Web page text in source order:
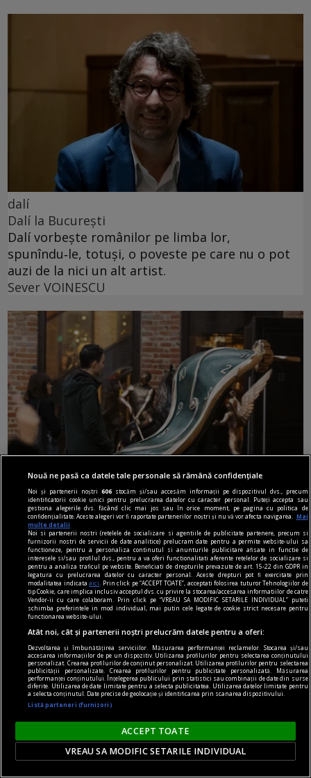
dalí
Dalí la București
Dalí vorbește românilor pe limba lor,
spunîndu‑le, totuși, o poveste pe care nu o pot
auzi de la nici un alt artist.
Sever VOINESCU
dalí
„Bucureștiul reflectă perfect genul de om care a
fost Dalí“ interviu cu Jasmine MERLI, curatorul
expoziției „Universului lui Salvador Dalí“ deschisă
la ARCUB
Însă, mai presus de orice, noi sperăm că vizita o
să le facă pur și simplu plăcere.
Sever VOINESCU
Nouă ne pasă ca datele tale personale să rămână confidențiale
Noi și partenerii noștri606 stocăm și/sau accesăm informații pe dispozitivul dvs., precum
identificatorii cookie unici pentru prelucrarea datelor cu caracter personal. Puteți accepta sau
gestiona alegerile dvs. făcând clic mai jos sau în orice moment, pe pagina cu politica de
confidențialitate. Aceste alegeri vor fi raportate partenerilor noștri și nu vă vor afecta navigarea.
Mai
multe detalii
Noi si partenerii nostri (retelele de socializare si agentiile de publicitate partenere, precum si
furnizorii nostri de servicii de date analitice) prelucram date pentru a permite website-ului sa
functioneze, pentru a personaliza continutul si anunturile publicitare afisate in functie de
interesele si/sau profilul dvs., pentru a va oferi functionalitati aferente retelelor de socializare si
pentru a analiza traficul pe website. Beneficiati de drepturile prevazute de art. 15-22 din GDPR in
legatura cu prelucrarea datelor cu caracter personal. Aceste drepturi pot fi exercitate prin
modalitatea indicataaici
. Prin click pe “ACCEPT TOATE”, acceptati folosirea tuturor Tehnologiilor de
tip Cookie, care implica inclusiv acceptul dvs. cu privire la stocarea/accesarea informatiilor de catre
Vendor-ii cu care colaboram. Prin click pe “VREAU SA MODIFIC SETARILE INDIVIDUAL” puteti
schimba preferintele in mod individual, mai putin cele legate de cookie strict necesare pentru
functionarea website-ului.
Atât noi, cât și partenerii noștri prelucrăm datele pentru a oferi:
Dezvoltarea și îmbunătățirea serviciilor. Măsurarea performanței reclamelor. Stocarea și/sau
accesarea informațiilor de pe un dispozitiv. Utilizarea profilurilor pentru selectarea conținutului
personalizat. Crearea profilurilor de conținut personalizat. Utilizarea profilurilor pentru selectarea
publicității personalizate. Crearea profilurilor pentru publicitate personalizată. Măsurarea
performanței conținutului. Înțelegerea publicului prin statistici sau combinații de date din surse
diferite. Utilizarea de date limitate pentru a selecta publicitatea. Utilizarea datelor limitate pentru
a selecta conținutul. Date precise de geolocație și identificarea prin scanarea dispozitivului.
Listă parteneri (furnizori)
ACCEPT TOATE
VREAU SA MODIFIC SETARILE INDIVIDUAL